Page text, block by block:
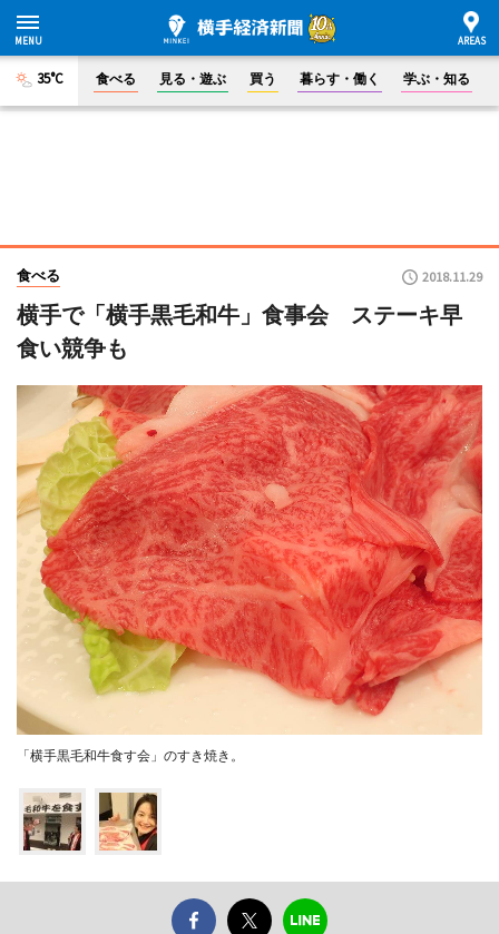
35°C 食べる 見る・遊ぶ 買う 暮らす・働く 学ぶ・知る
食べる 2018.11.29
横手で「横手黒毛和牛」食事会 ステーキ早
食い競争も
「横手黒毛和牛食す会」のすき焼き。